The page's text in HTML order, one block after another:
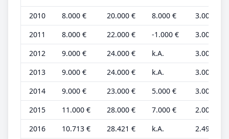
2010
8.000 € 20.000 € 8.000 €
3.000 €
2011
8.000 € 22.000 € -1.000 €
3.000 €
2012
9.000 € 24.000 € k.A.
3.000 €
2013
9.000 € 24.000 € k.A.
3.000 €
2014
9.000 € 23.000 € 5.000 €
3.000 €
2015
11.000 € 28.000 € 7.000 €
2.000 €
2016
10.713 € 28.421 € k.A.
2.491 €